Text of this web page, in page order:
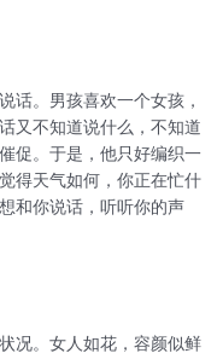
话。男孩喜欢一个女孩，
又不知道说什么，不知道
促。于是，他只好编织一
得天气如何，你正在忙什
和你说话，听听你的声
况。女人如花，容颜似鲜